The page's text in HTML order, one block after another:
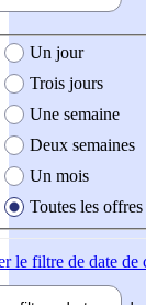
création de l'offre
Un jour
Trois jours
Une semaine
Deux semaines
Un mois
Toutes les offres
le filtre de date de